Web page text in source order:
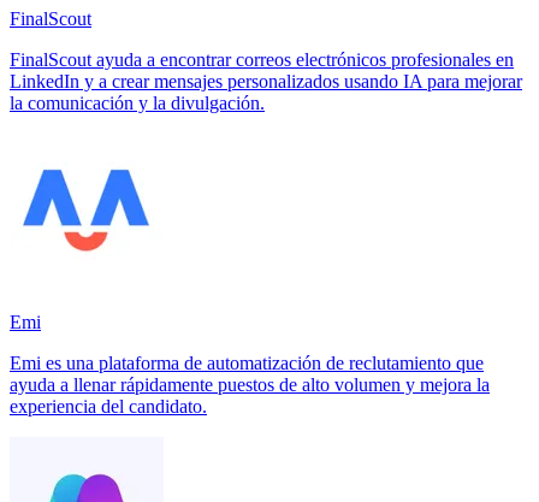
FinalScout
FinalScout ayuda a encontrar correos electrónicos profesionales en
LinkedIn y a crear mensajes personalizados usando IA para mejorar
la comunicación y la divulgación.
Emi
Emi es una plataforma de automatización de reclutamiento que
ayuda a llenar rápidamente puestos de alto volumen y mejora la
experiencia del candidato.